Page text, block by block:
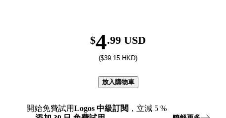
$4.99 USD
($39.15 HKD)
放入購物車
開始免費試用Logos 中級訂閱 ，立減 5%